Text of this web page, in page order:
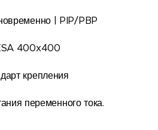
| PIP/PBP
400x400
крепления
переменного тока.